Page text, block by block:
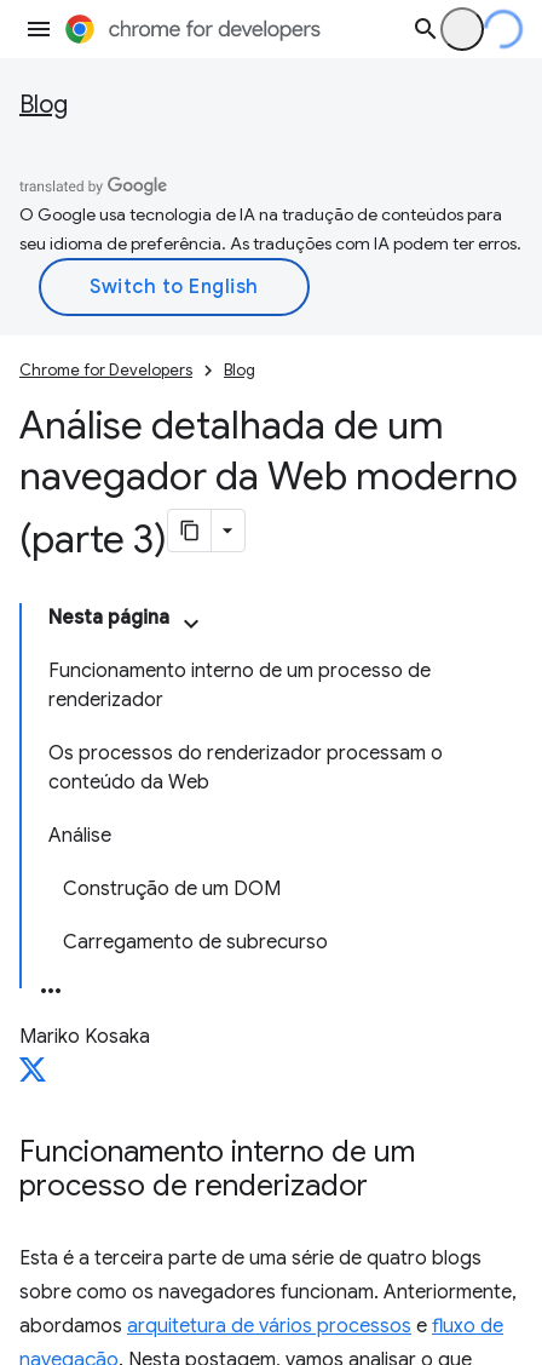
Blog
O Google usa tecnologia de IA na tradução de conteúdos para
seu idioma de preferência. As traduções com IA podem ter erros.
Chrome for Developers Blog
Análise detalhada de um
navegador da Web moderno
(parte 3)
Nesta página
Funcionamento interno de um processo de
renderizador
Os processos do renderizador processam o
conteúdo da Web
Análise
Construção de um DOM
Carregamento de subrecurso
Mariko Kosaka
Funcionamento interno de um
processo de renderizador
Esta é a terceira parte de uma série de quatro blogs
sobre como os navegadores funcionam. Anteriormente,
abordamos arquitetura de vários processos e fluxo de
navegação. Nesta postagem, vamos analisar o que